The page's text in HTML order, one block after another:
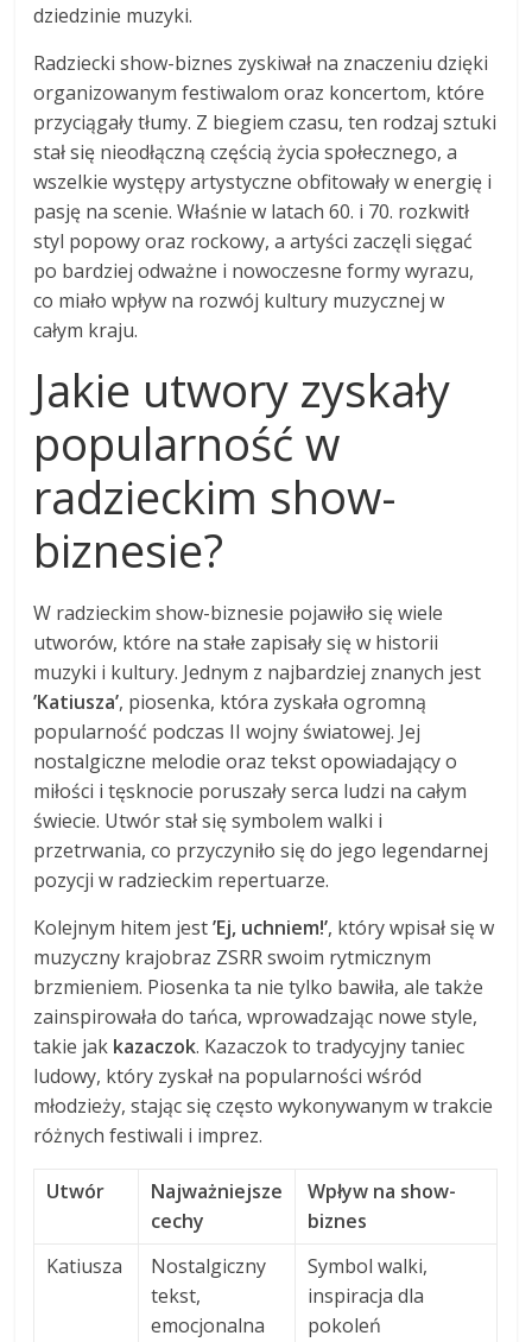
dziedzinie muzyki.
Radziecki show-biznes zyskiwał na znaczeniu dzięki
organizowanym festiwalom oraz koncertom, które
przyciągały tłumy. Z biegiem czasu, ten rodzaj sztuki
stał się nieodłączną częścią życia społecznego, a
wszelkie występy artystyczne obfitowały w energię i
pasję na scenie. Właśnie w latach 60. i 70. rozkwitł
styl popowy oraz rockowy, a artyści zaczęli sięgać
po bardziej odważne i nowoczesne formy wyrazu,
co miało wpływ na rozwój kultury muzycznej w
całym kraju.
Jakie utwory zyskały
popularność w
radzieckim show-
biznesie?
W radzieckim show-biznesie pojawiło się wiele
utworów, które na stałe zapisały się w historii
muzyki i kultury. Jednym z najbardziej znanych jest
’Katiusza’, piosenka, która zyskała ogromną
popularność podczas II wojny światowej. Jej
nostalgiczne melodie oraz tekst opowiadający o
miłości i tęsknocie poruszały serca ludzi na całym
świecie. Utwór stał się symbolem walki i
przetrwania, co przyczyniło się do jego legendarnej
pozycji w radzieckim repertuarze.
Kolejnym hitem jest’Ej, uchniem!’, który wpisał się w
muzyczny krajobraz ZSRR swoim rytmicznym
brzmieniem. Piosenka ta nie tylko bawiła, ale także
zainspirowała do tańca, wprowadzając nowe style,
takie jak kazaczok. Kazaczok to tradycyjny taniec
ludowy, który zyskał na popularności wśród
młodzieży, stając się często wykonywanym w trakcie
różnych festiwali i imprez.
Utwór
Najważniejsze
cechy
Wpływ na show-
biznes
Katiusza
Nostalgiczny
tekst,
emocjonalna
Symbol walki,
inspiracja dla
pokoleń